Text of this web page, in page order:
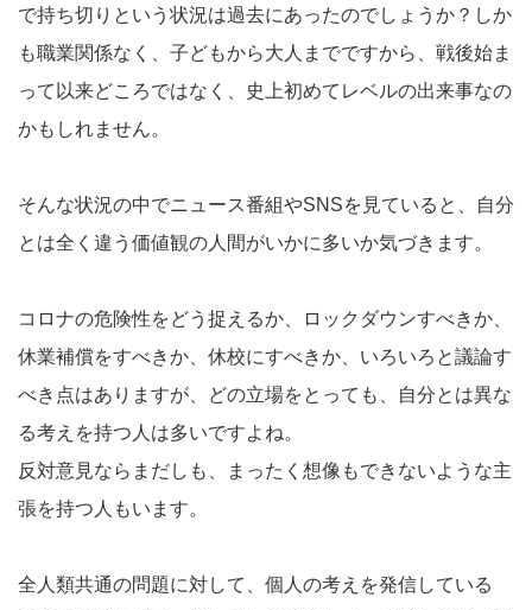
で持ち切りという状況は過去にあったのでしょうか？しか
も職業関係なく、子どもから大人までですから、戦後始ま
って以来どころではなく、史上初めてレベルの出来事なの
かもしれません。
そんな状況の中でニュース番組やSNSを見ていると、自分
とは全く違う価値観の人間がいかに多いか気づきます。
コロナの危険性をどう捉えるか、ロックダウンすべきか、
休業補償をすべきか、休校にすべきか、いろいろと議論す
べき点はありますが、どの立場をとっても、自分とは異な
る考えを持つ人は多いですよね。
反対意見ならまだしも、まったく想像もできないような主
張を持つ人もいます。
全人類共通の問題に対して、個人の考えを発信している